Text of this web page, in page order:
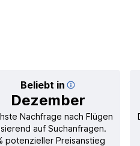
Beliebt in
Dezember
Nachfrage nach Flügen
auf Suchanfragen.
potenzieller Preisanstieg